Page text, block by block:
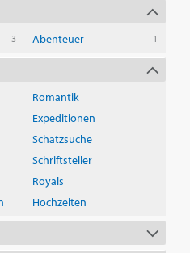
3 Abenteuer 1
Romantik
Expeditionen
Schatzsuche
Schriftsteller
Royals
Hochzeiten